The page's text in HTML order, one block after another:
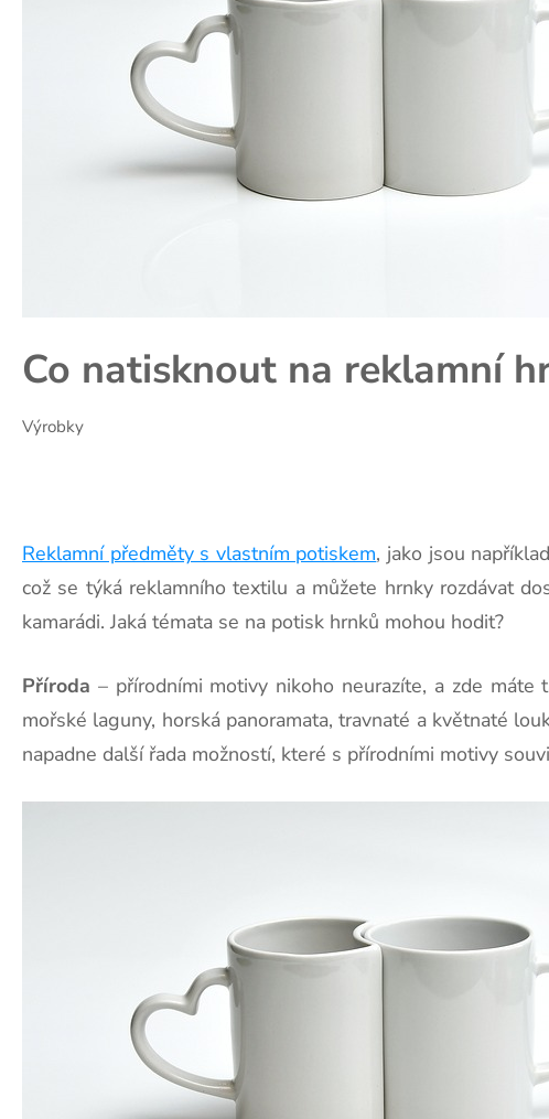
Co natisknout na reklamní
Výrobky
Reklamní předměty s vlastním potiskem, jako jsou
což se týká reklamního textilu a můžete hrnky rozdávat
kamarádi. Jaká témata se na potisk hrnků mohou hodit?
Příroda – přírodními motivy nikoho neurazíte, a zde
mořské laguny, horská panoramata, travnaté a květnaté
napadne další řada možností, které s přírodními motivy